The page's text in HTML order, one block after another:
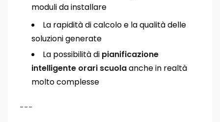
moduli da installare
La rapidità di calcolo e la qualità delle
soluzioni generate
La possibilità di pianificazione
intelligente orari scuolaanche in realtà
molto complesse
---